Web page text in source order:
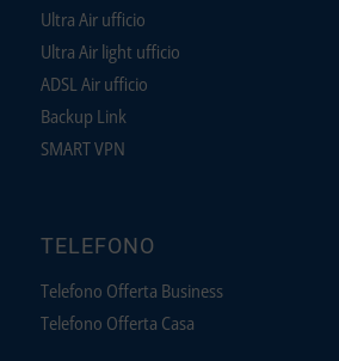
Ultra Air ufficio
Ultra Air light ufficio
ADSL Air ufficio
Backup Link
SMART VPN
TELEFONO
Telefono Offerta Business
Telefono Offerta Casa